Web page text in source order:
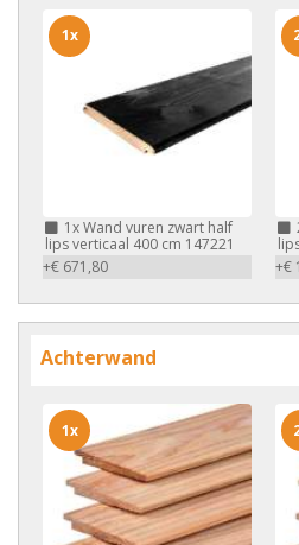
1xWand vuren zwart half
lips verticaal 400 cm 147221
+€ 671,80
1x
+€
Achterwand
1x